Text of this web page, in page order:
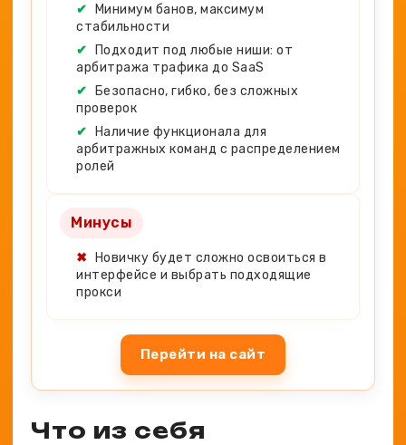
✔
Минимум банов, максимум
стабильности
✔
Подходит под любые ниши: от
арбитража трафика до SaaS
✔
Безопасно, гибко, без сложных
проверок
✔
Наличие функционала для
арбитражных команд с распределением
ролей
Минусы
✖
Новичку будет сложно освоиться в
интерфейсе и выбрать подходящие
прокси
Перейти на сайт
Что из себя